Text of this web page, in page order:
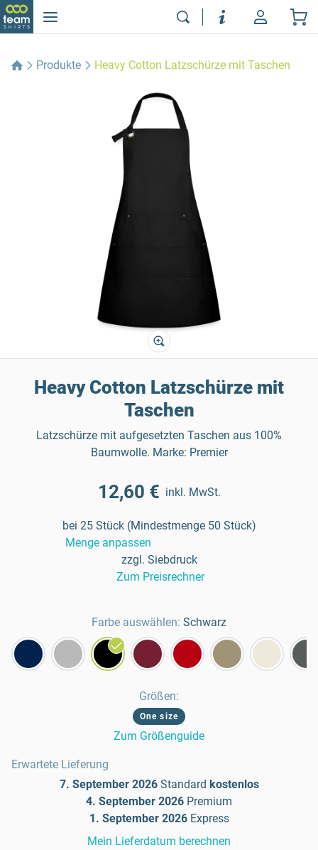
Produkte Heavy Cotton Latzschürze mit Taschen
Heavy Cotton Latzschürze mit
Taschen
Latzschürze mit aufgesetzten Taschen aus 100%
Baumwolle. Marke: Premier
12,60 € inkl. MwSt.
bei 25 Stück (Mindestmenge 50 Stück)
Menge anpassen
zzgl. Siebdruck
Zum Preisrechner
Farbe auswählen: Schwarz
Größen:
One size
Zum Größenguide
Erwartete Lieferung
7. September 2026 Standard kostenlos
4. September 2026 Premium
1. September 2026 Express
Mein Lieferdatum berechnen